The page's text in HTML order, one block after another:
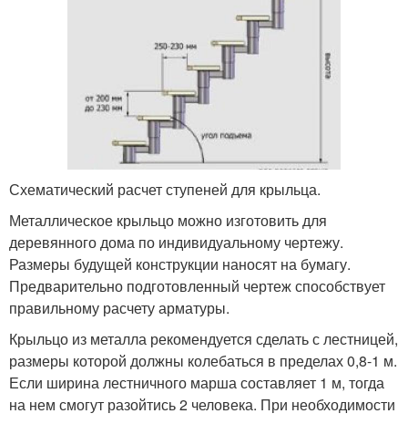
Схематический расчет ступеней для крыльца.
Металлическое крыльцо можно изготовить для
деревянного дома по индивидуальному чертежу.
Размеры будущей конструкции наносят на бумагу.
Предварительно подготовленный чертеж способствует
правильному расчету арматуры.
Крыльцо из металла рекомендуется сделать с лестницей,
размеры которой должны колебаться в пределах 0,8-1 м.
Если ширина лестничного марша составляет 1 м, тогда
на нем смогут разойтись 2 человека. При необходимости